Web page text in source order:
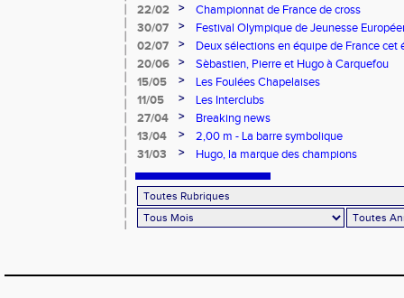
22/02
>
Championnat de France de cross
30/07
>
Festival Olympique de Jeunesse
02/07
>
Deux sélections en équipe de France cet
20/06
>
Sèbastien, Pierre et Hugo à Carquefou
15/05
>
Les Foulées Chapelaises
11/05
>
Les Interclubs
27/04
>
Breaking news
13/04
>
2,00 m - La barre symbolique
31/03
> Hugo, la marque des champions